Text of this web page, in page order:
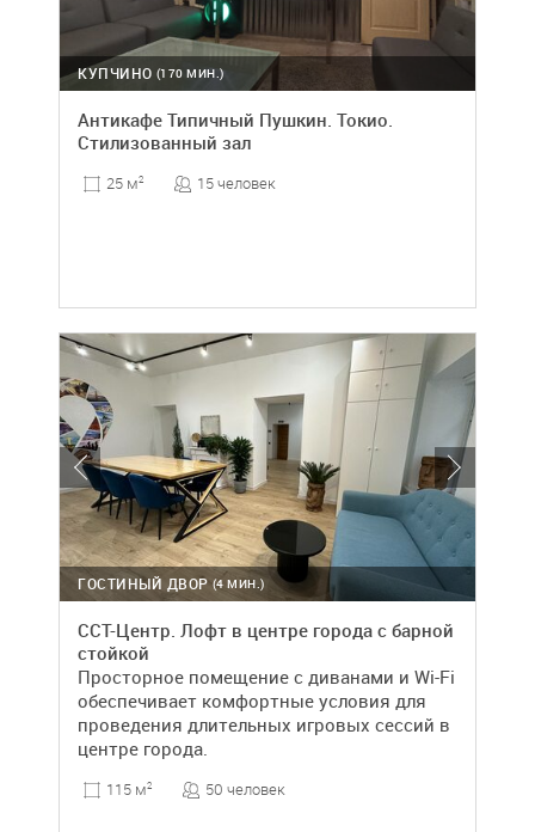
(170 МИН.)
КУПЧИНО
Антикафе Типичный Пушкин. Токио.
Стилизованный зал
25 м2 15 человек
(4 МИН.)
ГОСТИНЫЙ ДВОР
ССТ-Центр. Лофт в центре города с барной
стойкой
Просторное помещение с диванами и Wi-Fi
обеспечивает комфортные условия для
проведения длительных игровых сессий в
центре города.
115 м2 50 человек